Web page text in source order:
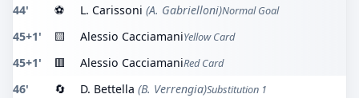
44' ⚽ L. Carissoni (A. Gabrielloni)Normal Goal
45+1' 🟨 Alessio CacciamaniYellow Card
45+1' 🟥 Alessio CacciamaniRed Card
46' 🔄 D. Bettella (B. Verrengia)Substitution 1